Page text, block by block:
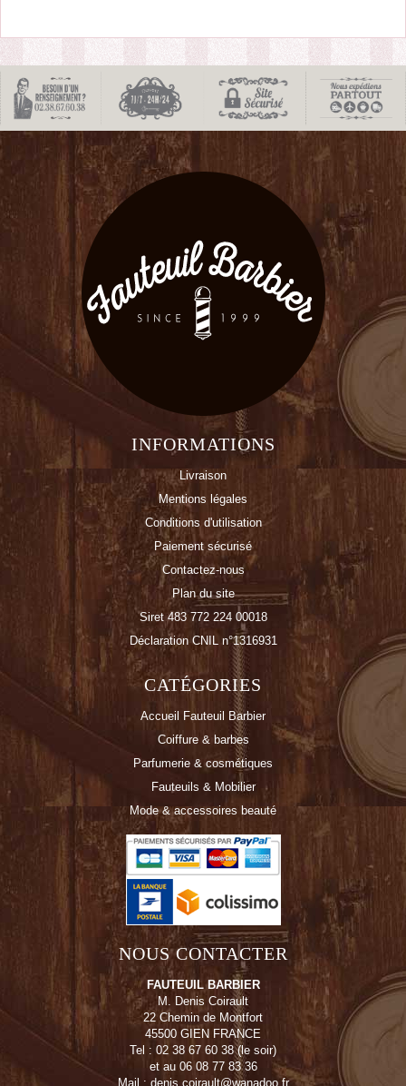
INFORMATIONS
Livraison
Mentions légales
Conditions d'utilisation
Paiement sécurisé
Contactez-nous
Plan du site
Siret 483 772 224 00018
Déclaration CNIL n°1316931
CATÉGORIES
Accueil Fauteuil Barbier
Coiffure & barbes
Parfumerie & cosmétiques
Fauteuils & Mobilier
Mode & accessoires beauté
NOUS CONTACTER
FAUTEUIL BARBIER
M. Denis Coirault
22 Chemin de Montfort
45500 GIEN FRANCE
Tel : 02 38 67 60 38 (le soir)
et au 06 08 77 83 36
Mail : denis.coirault@wanadoo.fr